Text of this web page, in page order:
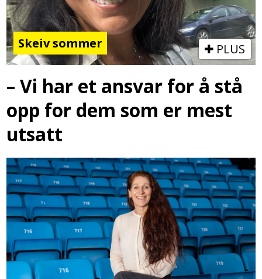
Skeiv sommer PLUS
– Vi har et ansvar for å stå
opp for dem som er mest
utsatt